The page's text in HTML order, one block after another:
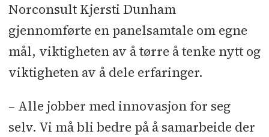
Norconsult Kjersti Dunham
gjennomførte en panelsamtale om egne
mål, viktigheten av å tørre å tenke nytt og
viktigheten av å dele erfaringer.
– Alle jobber med innovasjon for seg
selv. Vi må bli bedre på å samarbeide der